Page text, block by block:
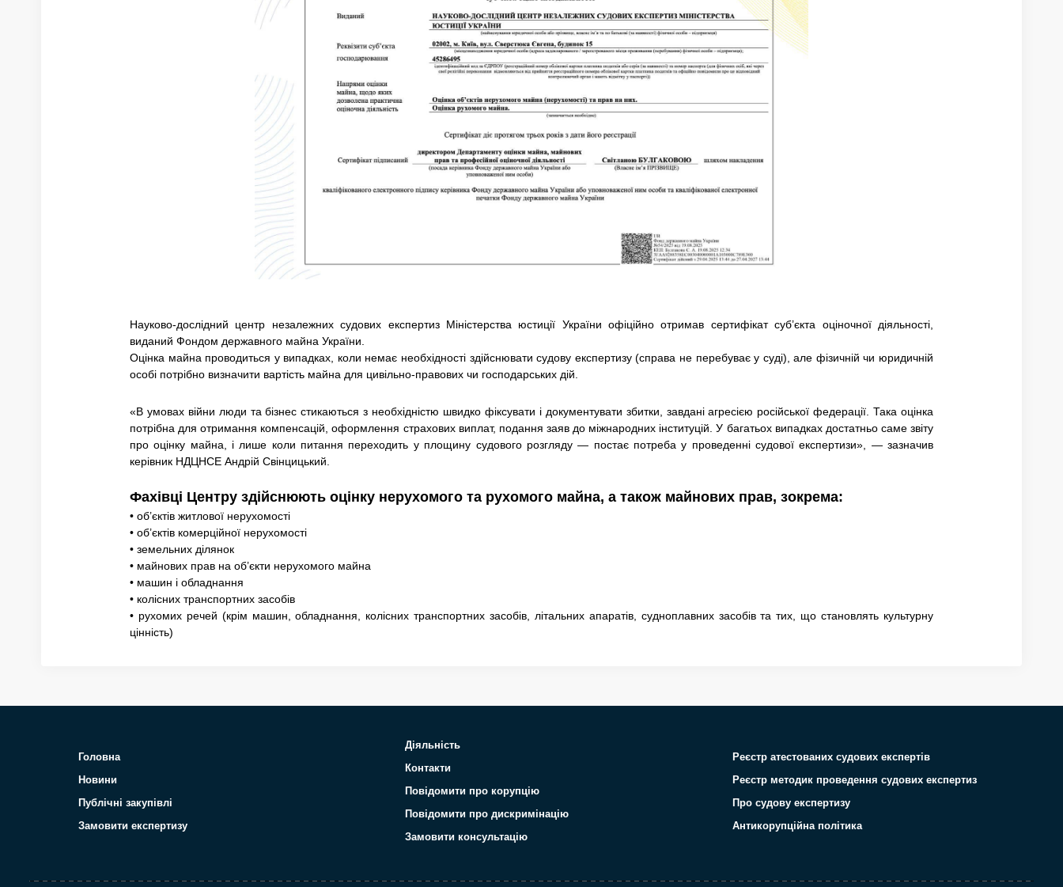
Науково-дослідний центр незалежних судових експертиз Міністерства юстиції України офіційно отримав сертифікат суб’єкта оціночної діяльності,
виданий Фондом державного майна України.
Оцінка майна проводиться у випадках, коли немає необхідності здійснювати судову експертизу (справа не перебуває у суді), але фізичній чи юридичній
особі потрібно визначити вартість майна для цивільно-правових чи господарських дій.
«В умовах війни люди та бізнес стикаються з необхідністю швидко фіксувати і документувати збитки, завдані агресією російської федерації. Така оцінка
потрібна для отримання компенсацій, оформлення страхових виплат, подання заяв до міжнародних інституцій. У багатьох випадках достатньо саме звіту
про оцінку майна, і лише коли питання переходить у площину судового розгляду — постає потреба у проведенні судової експертизи», — зазначив
керівник НДЦНСЕ Андрій Свінцицький.
Фахівці Центру здійснюють оцінку нерухомого та рухомого майна, а також майнових прав, зокрема:
• об’єктів житлової нерухомості
• об’єктів комерційної нерухомості
• земельних ділянок
• майнових прав на об’єкти нерухомого майна
• машин і обладнання
• колісних транспортних засобів
• рухомих речей (крім машин, обладнання, колісних транспортних засобів, літальних апаратів, судноплавних засобів та тих, що становлять культурну
цінність)
Головна
Новини
Публічні закупівлі
Замовити експертизу
Діяльність
Контакти
Повідомити про корупцію
Повідомити про дискримінацію
Замовити консультацію
Реєстр атестованих судових експертів
Реєстр методик проведення судових експертиз
Про судову експертизу
Антикорупційна політика